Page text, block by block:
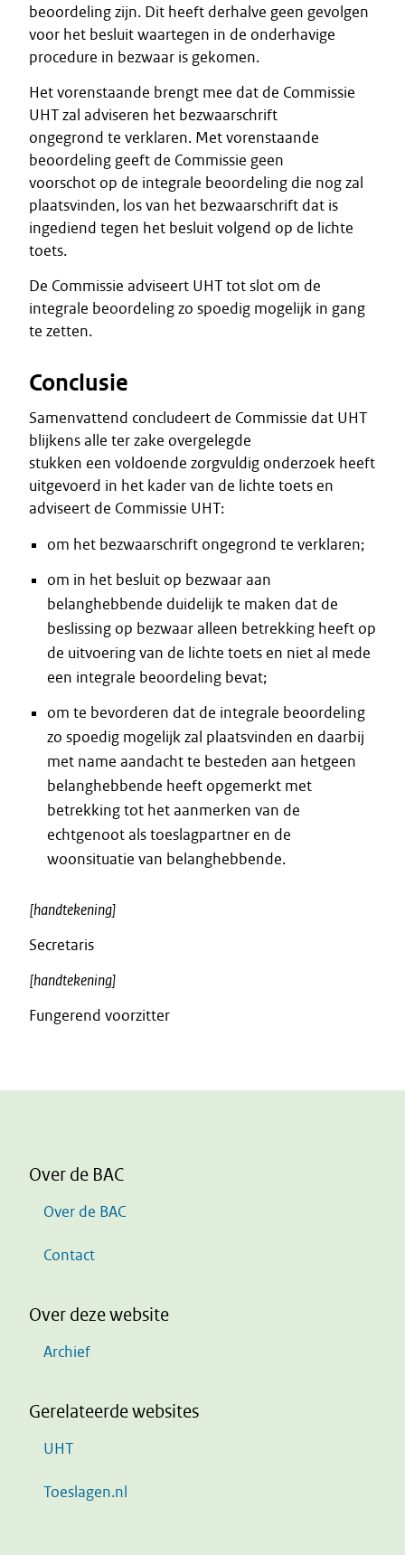
beoordeling zijn. Dit heeft derhalve geen gevolgen
voor het besluit waartegen in de onderhavige
procedure in bezwaar is gekomen.
Het vorenstaande brengt mee dat de Commissie
UHT zal adviseren het bezwaarschrift
ongegrond te verklaren. Met vorenstaande
beoordeling geeft de Commissie geen
voorschot op de integrale beoordeling die nog zal
plaatsvinden, los van het bezwaarschrift dat is
ingediend tegen het besluit volgend op de lichte
toets.
De Commissie adviseert UHT tot slot om de
integrale beoordeling zo spoedig mogelijk in gang
te zetten.
Conclusie
Samenvattend concludeert de Commissie dat UHT
blijkens alle ter zake overgelegde
stukken een voldoende zorgvuldig onderzoek heeft
uitgevoerd in het kader van de lichte toets en
adviseert de Commissie UHT:
om het bezwaarschrift ongegrond te verklaren;
om in het besluit op bezwaar aan
belanghebbende duidelijk te maken dat de
beslissing op bezwaar alleen betrekking heeft op
de uitvoering van de lichte toets en niet al mede
een integrale beoordeling bevat;
om te bevorderen dat de integrale beoordeling
zo spoedig mogelijk zal plaatsvinden en daarbij
met name aandacht te besteden aan hetgeen
belanghebbende heeft opgemerkt met
betrekking tot het aanmerken van de
echtgenoot als toeslagpartner en de
woonsituatie van belanghebbende.
[handtekening]
Secretaris
[handtekening]
Fungerend voorzitter
Over de BAC
Over de BAC
Contact
Over deze website
Archief
Gerelateerde websites
UHT
Toeslagen.nl